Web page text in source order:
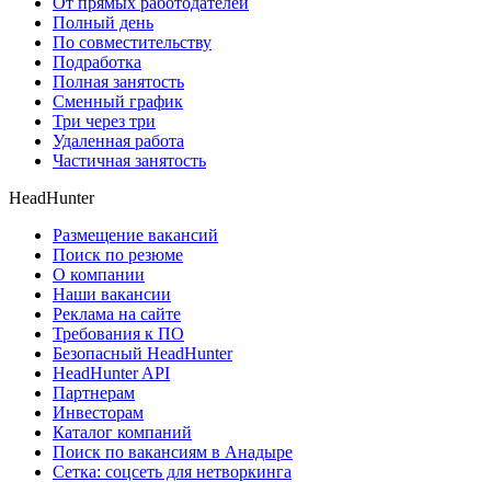
Полный день
По совместительству
Подработка
Полная занятость
Сменный график
Три через три
Удаленная работа
Частичная занятость
HeadHunter
Размещение вакансий
Поиск по резюме
О компании
Наши вакансии
Реклама на сайте
Требования к ПО
Безопасный HeadHunter
HeadHunter API
Партнерам
Инвесторам
Каталог компаний
Поиск по вакансиям в Анадыре
Сетка: соцсеть для нетворкинга